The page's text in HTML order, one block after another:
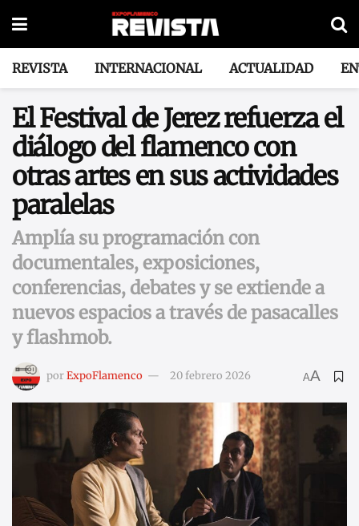
REVISTA INTERNACIONAL ACTUALIDAD
El Festival de Jerez refuerza el
diálogo del flamenco con
otras artes en sus actividades
paralelas
Amplía su programación con
documentales, exposiciones,
conferencias, debates y se extiende a
nuevos espacios a través de pasacalles
y flashmob.
porExpoFlamenco 20 febrero 2026 AA